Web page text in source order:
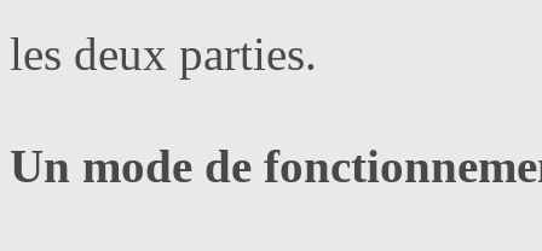
les deux parties.
Un mode de